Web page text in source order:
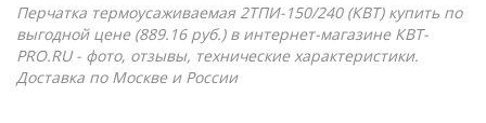
Перчатка термоусаживаемая 2ТПИ-150/240 (КВТ) купить по
выгодной цене (889.16 руб.) в интернет-магазине КВТ-
PRO.RU - фото, отзывы, технические характеристики.
Доставка по Москве и России